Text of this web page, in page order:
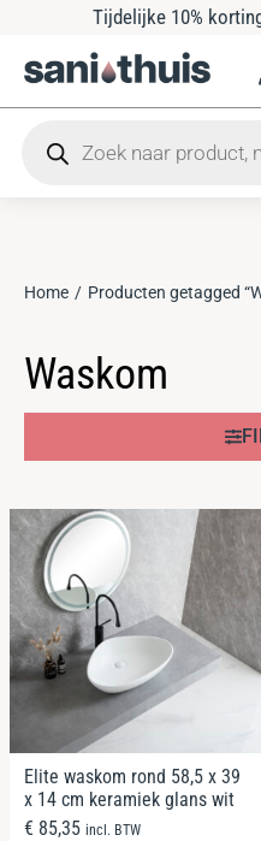
Tijdelijke 10%
Je bent hier:
Home Producten getagged
Waskom
Elite waskom rond 58,5 x 39
x 14 cm keramiek glans wit
€ 85,35 incl. BTW